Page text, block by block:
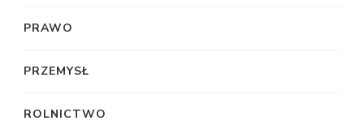
PRAWO
PRZEMYSŁ
ROLNICTWO